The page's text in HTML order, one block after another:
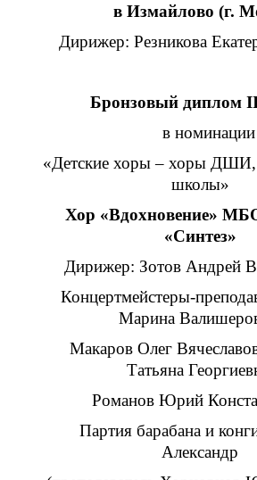
в Измайлово (г.
Дирижер: Резникова
Бронзовый диплом
в номинации
«Детские хоры – хоры
школы»
Хор «Вдохновение»
«Синтез»
Дирижер: Зотов Андрей
Концертмейстеры-
Марина
Макаров Олег
Татьяна
Романов Юрий
Партия барабана и
Александр